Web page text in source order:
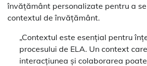
învățământ personalizate pentru a
contextul de învățământ.
„Contextul este esențial pentru
procesului de ELA. Un context
interacțiunea și colaborarea